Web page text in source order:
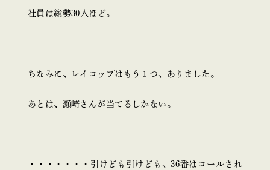
社員は総勢30人ほど。
ちなみに、レイコップはもう１つ、ありました。
あとは、瀬崎さんが当てるしかない。
・・・・・・・引けども引けども、36番はコールされ